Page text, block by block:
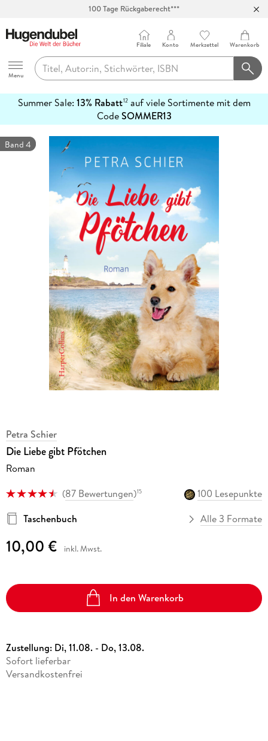
100 Tage Rückgaberecht***
Hugendubel
Menu
Filiale Konto Merkzettel Warenkorb
Summer Sale: 13% Rabatt12auf viele Sortimente mit dem
CodeSOMMER13
erfahren
Band 4
Petra Schier
Die Liebe gibt Pfötchen
Roman
(87 Bewertungen)15
100 Lesepunkte
Taschenbuch
Alle 3 Formate
10,00 € inkl. Mwst.
In den Warenkorb
Zustellung: Di, 11.08. - Do, 13.08.
Sofort lieferbar
Versandkostenfrei